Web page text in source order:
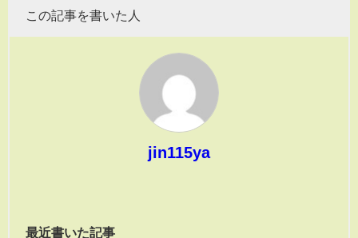
この記事を書いた人
jin115ya
最近書いた記事